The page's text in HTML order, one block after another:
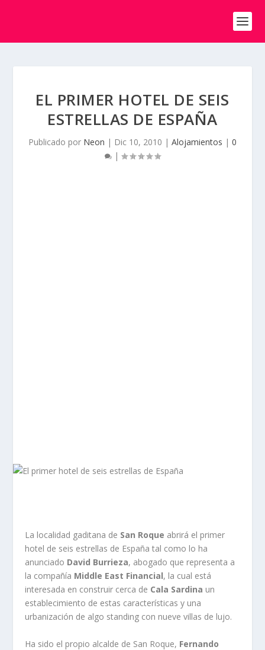
EL PRIMER HOTEL DE SEIS
ESTRELLAS DE ESPAÑA
Publicado por Neon | Dic 10, 2010 | Alojamientos | 0
|
La localidad gaditana de San Roque abrirá el primer
hotel de seis estrellas de España tal como lo ha
anunciado David Burrieza, abogado que representa a
la compañía Middle East Financial, la cual está
interesada en construir cerca de Cala Sardina un
establecimiento de estas características y una
urbanización de algo standing con nueve villas de lujo.
Ha sido el propio alcalde de San Roque, Fernando